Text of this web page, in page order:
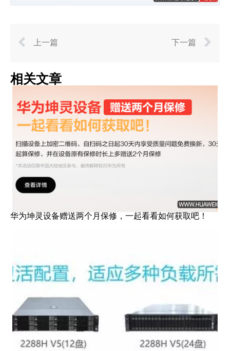
上一篇 下一篇
相关文章
华为坤灵设备赠送两个月保修，一起看看如何获取吧！